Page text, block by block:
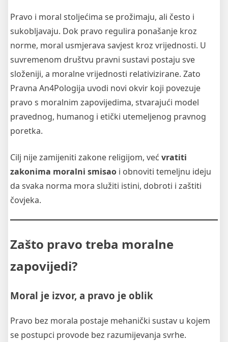
Pravo i moral stoljećima se prožimaju, ali često i
sukobljavaju. Dok pravo regulira ponašanje kroz
norme, moral usmjerava savjest kroz vrijednosti. U
suvremenom društvu pravni sustavi postaju sve
složeniji, a moralne vrijednosti relativizirane. Zato
Pravna An4Pologija uvodi novi okvir koji povezuje
pravo s moralnim zapovijedima, stvarajući model
pravednog, humanog i etički utemeljenog pravnog
poretka.
Cilj nije zamijeniti zakone religijom, već vratiti
zakonima moralni smisao i obnoviti temeljnu ideju
da svaka norma mora služiti istini, dobroti i zaštiti
čovjeka.
Zašto pravo treba moralne
zapovijedi?
Moral je izvor, a pravo je oblik
Pravo bez morala postaje mehanički sustav u kojem
se postupci provode bez razumijevanja svrhe.